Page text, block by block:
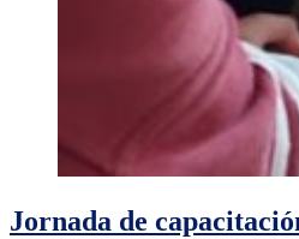
Jornada de